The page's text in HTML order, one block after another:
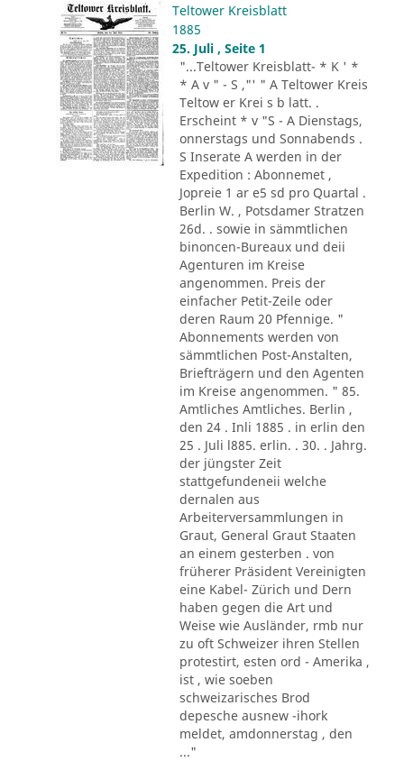
Teltower Kreisblatt
1885
25. Juli , Seite 1
"...Teltower Kreisblatt- * K ' *
* A v " - S ,"' " A Teltower Kreis
Teltow er Krei s b latt. .
Erscheint * v "S - A Dienstags,
onnerstags und Sonnabends .
S Inserate A werden in der
Expedition : Abonnemet ,
Jopreie 1 ar e5 sd pro Quartal .
Berlin W. , Potsdamer Stratzen
26d. . sowie in sämmtlichen
binoncen-Bureaux und deii
Agenturen im Kreise
angenommen. Preis der
einfacher Petit-Zeile oder
deren Raum 20 Pfennige. "
Abonnements werden von
sämmtlichen Post-Anstalten,
Briefträgern und den Agenten
im Kreise angenommen. " 85.
Amtliches Amtliches. Berlin ,
den 24 . Inli 1885 . in erlin den
25 . Juli l885. erlin. . 30. . Jahrg.
der jüngster Zeit
stattgefundeneii welche
dernalen aus
Arbeiterversammlungen in
Graut, General Graut Staaten
an einem gesterben . von
früherer Präsident Vereinigten
eine Kabel- Zürich und Dern
haben gegen die Art und
Weise wie Ausländer, rmb nur
zu oft Schweizer ihren Stellen
protestirt, esten ord - Amerika ,
ist , wie soeben
schweizarisches Brod
depesche ausnew -ihork
meldet, amdonnerstag , den
..."